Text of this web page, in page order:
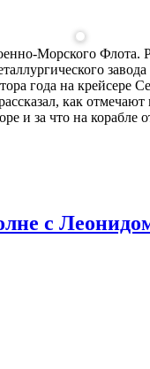
Морского Флота.
года на крейсере
как
и за что на корабле
с